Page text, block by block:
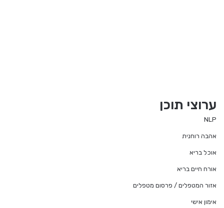
ערוצי תוכן
NLP
אהבה רוחנית
אוכל בריא
אורח חיים בריא
אזור המטפלים / פרסום מטפלים
אימון אישי